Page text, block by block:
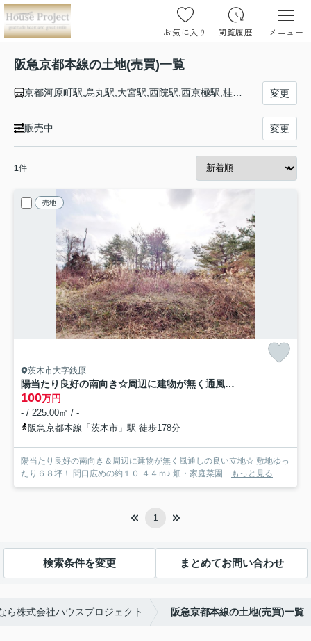
お気に入り 閲覧履歴 メニュー
阪急京都本線の土地(売買)一覧
京都河原町駅,烏丸駅,大宮駅,西院駅,西京極駅,桂駅,洛西口駅,東向日駅,西向日駅,長岡天神駅,西山天王山駅,大山崎駅,水無瀬駅,上牧駅,高槻市駅,富田駅,総持寺駅,茨木市駅,南茨木駅,摂津市駅,正雀駅,相川駅,上新庄駅,ＪＲ淡路駅,崇禅寺駅,西中島南方駅,十三駅,大阪駅 変更
販売中 変更
1件
売地
茨木市大字銭原
陽当たり良好の南向き☆周辺に建物が無く通風良好☆駐車場・畑・資材置き場用地に最適☆茨木市大字銭原
100万円
- / 225.00㎡ / -
阪急京都本線「茨木市」駅 徒歩178分
陽当たり良好の南向き＆周辺に建物が無く風通しの良い立地☆ 敷地ゆっ
たり６８坪！ 間口広めの約１０.４４ｍ♪ 畑・家庭菜園...
もっと見る
1
検索条件を変更 まとめてお問い合わせ
ら株式会社ハウスプロジェクト 阪急京都本線の土地(売買)一覧